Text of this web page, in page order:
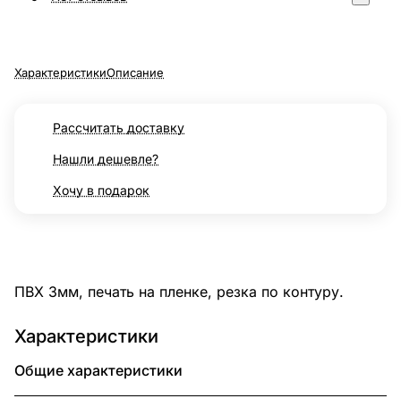
ХарактеристикиОписание
Рассчитать доставку
Нашли дешевле?
Хочу в подарок
ПВХ 3мм, печать на пленке, резка по контуру.
Характеристики
Общие характеристики